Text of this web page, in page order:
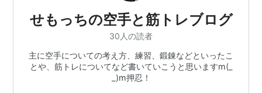
せもっちの空手と筋トレブログ
30人の読者
主に空手についての考え方、練習、鍛錬などといったこ
とや、筋トレについてなど書いていこうと思いますm(_
_)m押忍！